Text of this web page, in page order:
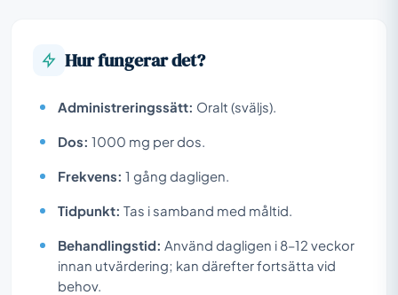
Hur fungerar det?
Administreringssätt: Oralt (sväljs).
Dos: 1000 mg per dos.
Frekvens: 1 gång dagligen.
Tidpunkt: Tas i samband med måltid.
Behandlingstid: Använd dagligen i 8–12 veckor
innan utvärdering; kan därefter fortsätta vid
behov.